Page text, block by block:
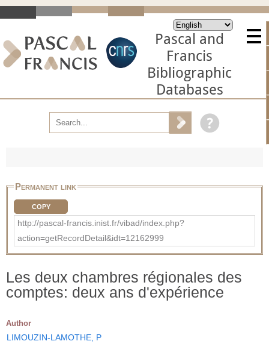
Pascal and
Francis
Bibliographic
Databases
Permanent link
COPY
http://pascal-francis.inist.fr/vibad/index.php?
action=getRecordDetail&idt=12162999
Les deux chambres régionales des
comptes: deux ans d'expérience
Author
LIMOUZIN-LAMOTHE, P